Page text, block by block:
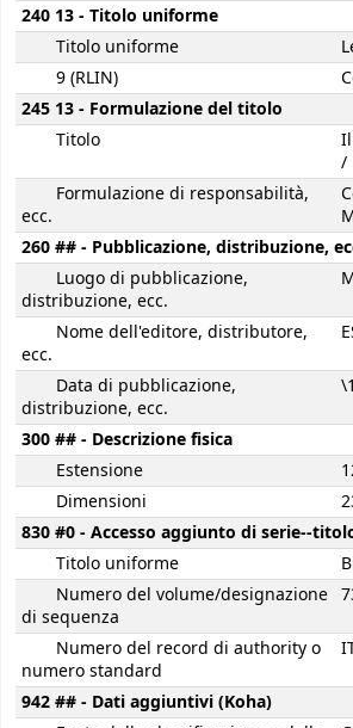
240 13 - Titolo uniforme
Titolo uniforme
9 (RLIN)
245 13 - Formulazione del titolo
Titolo
/
Formulazione di responsabilità,
ecc.
260 ## - Pubblicazione, distribuzione,
Luogo di pubblicazione,
distribuzione, ecc.
Nome dell'editore, distributore,
ecc.
Data di pubblicazione,
distribuzione, ecc.
300 ## - Descrizione fisica
Estensione
Dimensioni
830 #0 - Accesso aggiunto di serie--
Titolo uniforme
Numero del volume/designazione
di sequenza
Numero del record di authority o
numero standard
942 ## - Dati aggiuntivi (Koha)